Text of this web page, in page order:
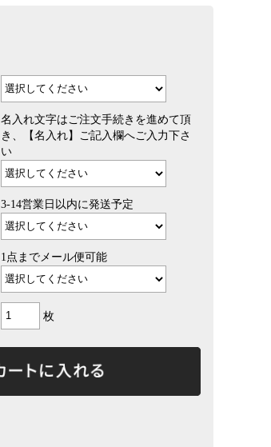
名入れ文字はご注文手続きを進めて頂
き、【名入れ】ご記入欄へご入力下さ
い
3-14営業日以内に発送予定
1点までメール便可能
枚